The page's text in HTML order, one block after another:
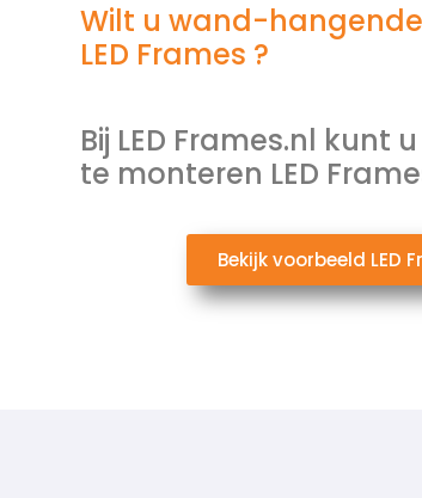
Wilt u wand-
LED Frames ?
Bij LED Frames.nl kunt
te monteren LED
Bekijk voorbeeld LED